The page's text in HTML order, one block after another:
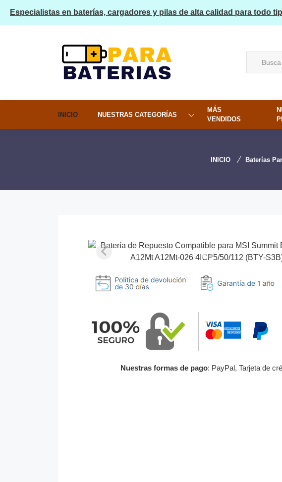
Especialistas en baterías, cargadores y pilas de alta calidad para todo
INICIO NUESTRAS CATEGORÍAS
MÁS
VENDIDOS
INICIO Baterías
Nuestras formas de pago: PayPal, Tarjeta de